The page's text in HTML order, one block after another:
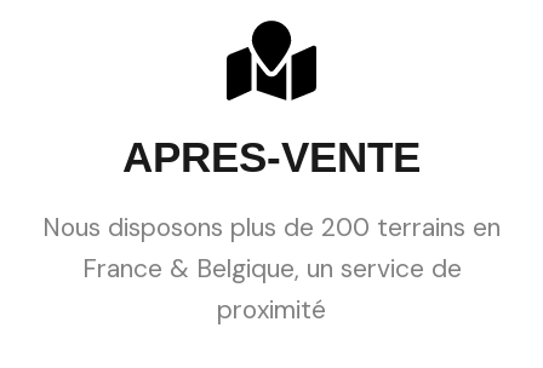
APRES-VENTE
Nous disposons plus de 200 terrains en
France & Belgique, un service de
proximité